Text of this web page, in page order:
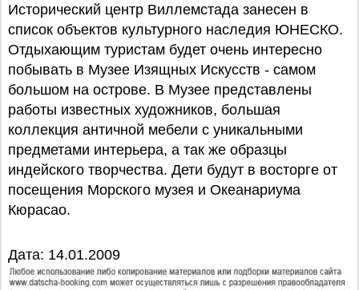
Исторический центр Виллемстада занесен в
список объектов культурного наследия ЮНЕСКО.
Отдыхающим туристам будет очень интересно
побывать в Музее Изящных Искусств - самом
большом на острове. В Музее представлены
работы известных художников, большая
коллекция античной мебели с уникальными
предметами интерьера, а так же образцы
индейского творчества. Дети будут в восторге от
посещения Морского музея и Океанариума
Кюрасао.
Дата: 14.01.2009